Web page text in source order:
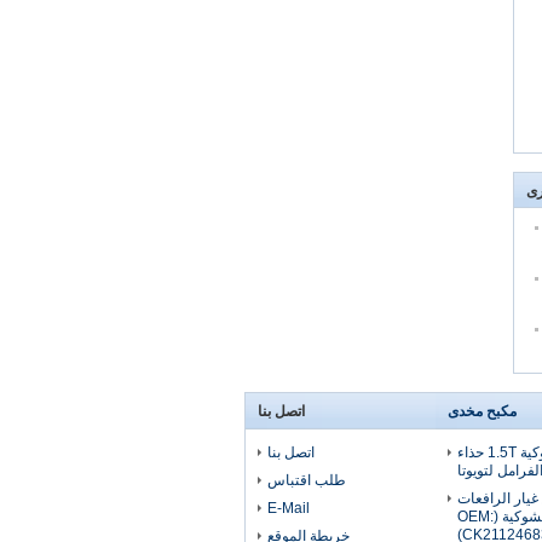
مكبح مخدى
قطع غيار رافعة شوكية 1.5T حذاء
الفرامل لتويوتا
الرافعات
الشوكية (OEM:
اتصل بنا
اتصل بنا
طلب اقتباس
E-Mail
خريطة الموقع